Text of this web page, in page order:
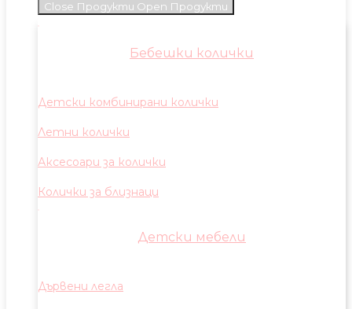
Close Продукти Open Продукти
Бебешки колички
Детски комбинирани колички
Летни колички
Аксесоари за колички
Колички за близнаци
Детски мебели
Дървени легла